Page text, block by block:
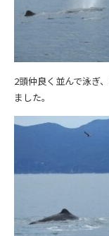
2頭仲良く並んで泳ぎ
ました。